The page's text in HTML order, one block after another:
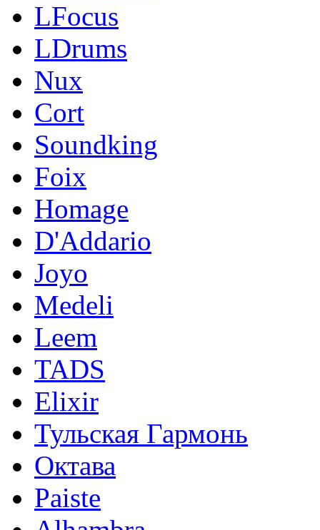
LFocus
LDrums
Nux
Cort
Soundking
Foix
Homage
D'Addario
Joyo
Medeli
Leem
TADS
Elixir
Тульская Гармонь
Октава
Paiste